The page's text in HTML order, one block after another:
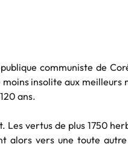
communiste de
insolite aux meilleurs
ans.
Les vertus de plus 1750
alors vers une toute